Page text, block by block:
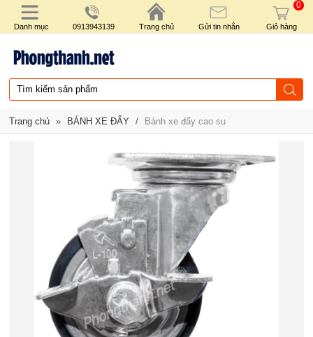
Danh mục 0913943139 Trang chủ Gửi tin nhắn
0
Giỏ hàng
Trang chủ » BÁNH XE ĐẨY / Bánh xe đẩy cao su